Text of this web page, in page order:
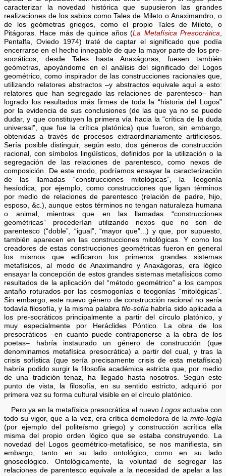
caracterizar la novedad histórica que supusieron las grandes
realizaciones de los sabios como Tales de Mileto o Anaximandro, o
de los geómetras griegos, como el propio Tales de Mileto, o
Pitágoras. Hace más de quince años (La Metafísica Presocrática
Pentalfa, Oviedo 1974) traté de captar el significado que podía
encerrarse en el hecho innegable de que la mayor parte de los pre-
socráticos, desde Tales hasta Anaxágoras, fuesen también
geómetras, apoyándome en el análisis del significado del Logos
geométrico, como inspirador de las construcciones racionales que,
utilizando relatores abstractos –y abstractos equivale aquí a esto:
relatores que han segregado las relaciones de parentesco– han
logrado los resultados más firmes de toda la “historia del Logos”
por la evidencia de sus conclusiones (de las que ya no se puede
dudar, y que constituyen la primera vía hacia la “crítica de la duda
universal”, que fue la crítica platónica) que fueron, sin embargo,
obtenidas a través de procesos extraordinariamente artificiosos.
Sería posible distinguir, según esto, dos géneros de construcción
racional, con símbolos lingüísticos, definidos por la utilización o la
segregación de las relaciones de parentesco, como nexos de
composición. De este modo, podríamos ensayar la caracterización
de las llamadas “construcciones mitológicas”, la Teogonía
hesíodica, por ejemplo, como construcciones que ligan términos
por medio de relaciones de parentesco (relación de padre, hijo,
esposo, &c.), aunque estos términos no tengan naturaleza humana
o animal, mientras que en las llamadas “construcciones
geométricas” procederían utilizando nexos que no son de
parentesco (“doble”, “igual”, “mayor que”...) y que, por supuesto,
también aparecen en las construcciones mitológicas. Y como los
creadores de estas construcciones geométricas fueron en general
los mismos que edificaron los primeros grandes sistemas
metafísicos, al modo de Anaximandro y Anaxágoras, era lógico
ensayar la concepción de estos grandes sistemas metafísicos como
resultados de la aplicación del “método geométrico” a los campos
antaño roturados por las cosmogonías o teogonías “mitológicas”.
Sin embargo, este nuevo género de construcción racional no sería
todavía filosofía, y la misma palabrafilo-sofía habría sido aplicada a
los pre-socráticos principalmente a partir del círculo platónico, y
muy especialmente por Heráclides Póntico. La obra de los
presocráticos –en cuanto puede contraponerse a la obra de los
poetas– habría instaurado un género de construcción (que
denominamos metafísica presocrática) a partir del cual, y tras la
crisis sofística (que sería precisamente crisis de esta metafísica)
habría podido surgir la filosofía académica estricta que, por medio
de una tradición tenaz, ha llegado hasta nosotros. Según este
punto de vista, la filosofía, en su sentido estricto, adquirió por
primera vez su forma cultural visible en el círculo platónico.
Pero ya en la metafísica presocrática el nuevo Logosactuaba con
todo su vigor, que a la vez, era crítica demoledora de la mito-logía
(por ejemplo del politeísmo griego) y construcción acrítica ella
misma del propio orden lógico que se estaba construyendo. La
novedad del Logos geométrico-metafísico, se nos manifiesta, sin
embargo, tanto en su lado ontológico, como en su lado
gnoseológico. Ontológicamente, la voluntad de segregar las
relaciones de parentesco equivale a la necesidad de apelar a las